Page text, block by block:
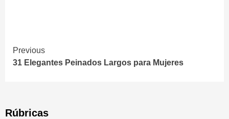
Continue
Reading
Previous
31 Elegantes Peinados Largos para Mujeres
Rúbricas